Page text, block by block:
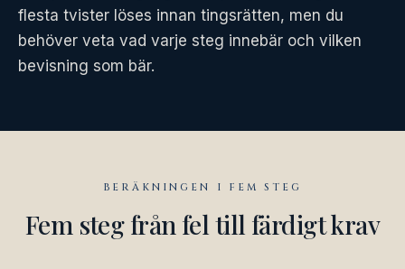
flesta tvister löses innan tingsrätten, men du
behöver veta vad varje steg innebär och vilken
bevisning som bär.
BERÄKNINGEN I FEM STEG
Fem steg från fel till färdigt krav